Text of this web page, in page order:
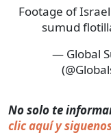
Footage of
sumud
— Global
No solo te
clic aquí y